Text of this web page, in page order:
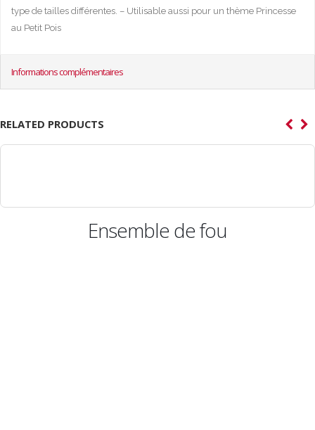
type de tailles différentes. – Utilisable aussi pour un thème Princesse
au Petit Pois
Informations complémentaires
RELATED PRODUCTS
Ensemble de fou